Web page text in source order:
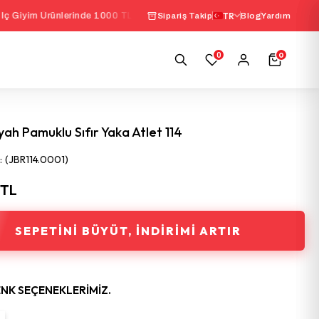
1000 TL Üzeri Sepette %10 İndirim | Seçili
Sipariş Takip TR BlogYardım
0 0
Pamuklu Sıfır Yaka Atlet 114
(JBR114.0001)
SEPETINI BÜYÜT, İNDIRIMI ARTIR
SEÇENEKLERIMIZ.